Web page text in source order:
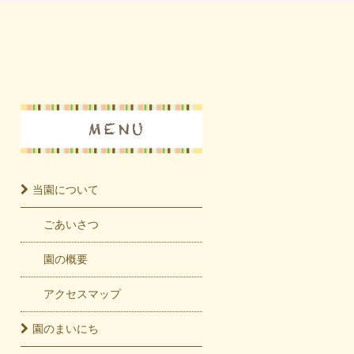
当園について
ごあいさつ
園の概要
アクセスマップ
園のまいにち